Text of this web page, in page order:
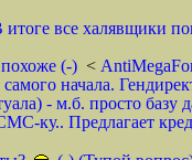
итоге все халявщики
(-) <
начала.
- м.б. просто
ку.. Предлагает